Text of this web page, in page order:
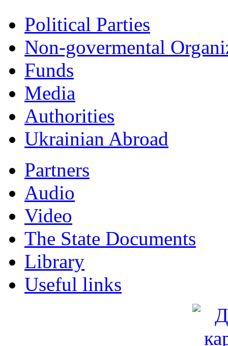
Political Parties
Non-govermental
Funds
Мedia
Authorities
Ukrainian Abroad
Partners
Audio
Video
The State Documents
Library
Useful links